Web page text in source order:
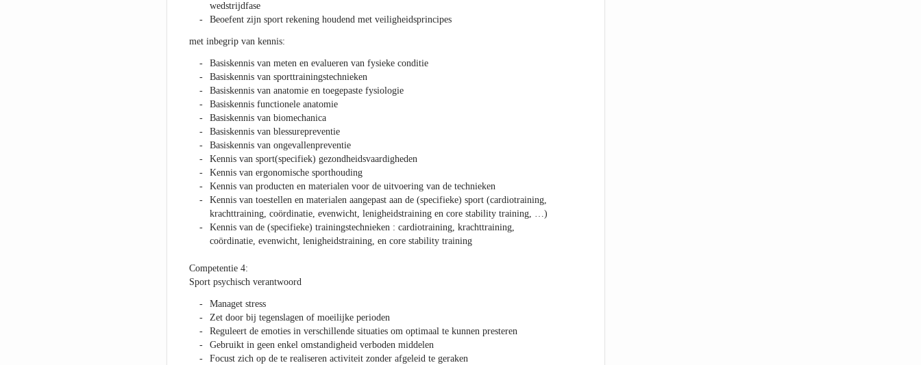
wedstrijdfase
Beoefent zijn sport rekening houdend met veiligheidsprincipes
met inbegrip van kennis:
Basiskennis van meten en evalueren van fysieke conditie
Basiskennis van sporttrainingstechnieken
Basiskennis van anatomie en toegepaste fysiologie
Basiskennis functionele anatomie
Basiskennis van biomechanica
Basiskennis van blessurepreventie
Basiskennis van ongevallenpreventie
Kennis van sport(specifiek) gezondheidsvaardigheden
Kennis van ergonomische sporthouding
Kennis van producten en materialen voor de uitvoering van de technieken
Kennis van toestellen en materialen aangepast aan de (specifieke) sport (cardiotraining,
krachttraining, coördinatie, evenwicht, lenigheidstraining en core stability training, …)
Kennis van de (specifieke) trainingstechnieken : cardiotraining, krachttraining,
coördinatie, evenwicht, lenigheidstraining, en core stability training
Competentie 4:
Sport psychisch verantwoord
Managet stress
Zet door bij tegenslagen of moeilijke perioden
Reguleert de emoties in verschillende situaties om optimaal te kunnen presteren
Gebruikt in geen enkel omstandigheid verboden middelen
Focust zich op de te realiseren activiteit zonder afgeleid te geraken